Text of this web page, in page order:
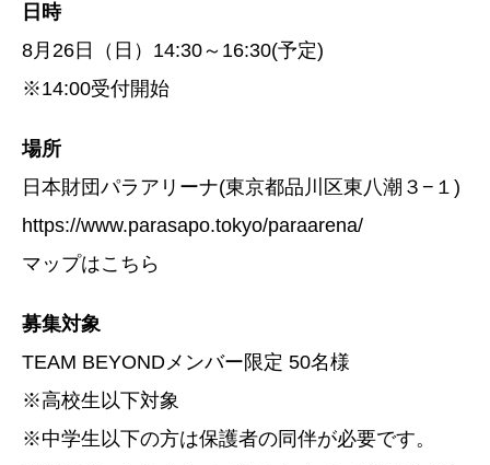
日時
8月26日（日）14:30～16:30(予定)
※14:00受付開始
場所
日本財団パラアリーナ(東京都品川区東八潮３−１)
https://www.parasapo.tokyo/paraarena/
マップはこちら
募集対象
TEAM BEYONDメンバー限定 50名様
※高校生以下対象
※中学生以下の方は保護者の同伴が必要です。